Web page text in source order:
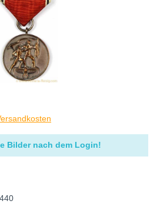
Bilder nach dem Login!